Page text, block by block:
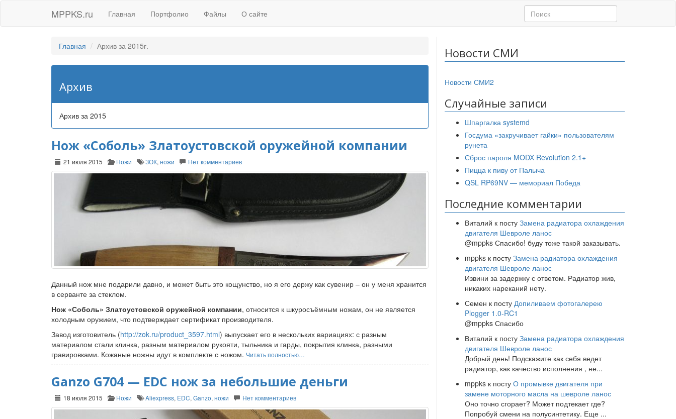
MPPKS.ru Главная Портфолио Файлы О сайте
Главная Архив за 2015г.
Архив
Архив за 2015
Нож «Соболь» Златоустовской оружейной компании
21 июля 2015 Ножи ЗОК, ножи Нет комментариев
Данный нож мне подарили давно, и может быть это кощунство, но я его держу как сувенир – он у меня хранится
в серванте за стеклом.
Нож «Соболь» Златоустовской оружейной компании, относится к шкуросъёмным ножам, он не является
холодным оружием, что подтверждает сертификат производителя.
Завод изготовитель (http://zok.ru/product_3597.html) выпускает его в нескольких вариациях: с разным
материалом стали клинка, разным материалом рукояти, тыльника и гарды, покрытия клинка, разными
гравировками. Кожаные ножны идут в комплекте с ножом. Читать полностью…
Ganzo G704 — EDC нож за небольшие деньги
18 июля 2015 Ножи Aliexpress, EDC, Ganzo, ножи Нет комментариев
Новости СМИ
Новости СМИ2
Случайные записи
Шпаргалка systemd
Госдума «закручивает гайки» пользователям
рунета
Сброс пароля MODX Revolution 2.1+
Пицца к пиву от Палыча
QSL RP69NV — мемориал Победа
Последние комментарии
Виталий к посту Замена радиатора охлаждения
двигателя Шевроле ланос
@mppks Спасибо! буду тоже такой заказывать.
mppks к посту Замена радиатора охлаждения
двигателя Шевроле ланос
Извини за задержку с ответом. Радиатор жив,
никаких нареканий нету.
Семен к посту Допиливаем фотогалерею
Plogger 1.0-RC1
@mppks Спасибо
Виталий к посту Замена радиатора охлаждения
двигателя Шевроле ланос
Добрый день! Подскажите как себя ведет
радиатор, как качество исполнения , не...
mppks к посту О промывке двигателя при
замене моторного масла на шевроле ланос
Оно точно сгорает? Может подтекает где?
Попробуй смени на полусинтетику. Еще ...